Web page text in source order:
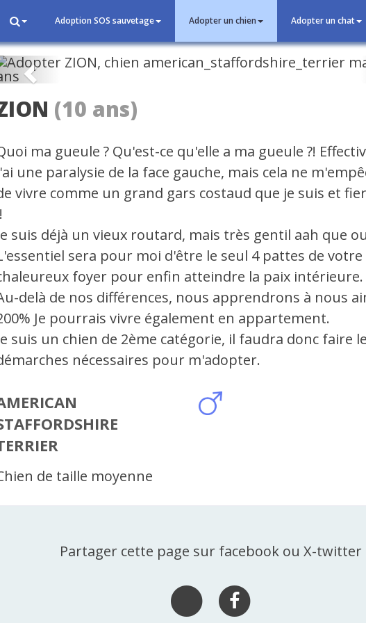
Adoption SOS sauvetage Adopter un chien Adopter un chat
Précédent
(10 ans)
ma gueule ? Qu'est-ce qu'elle a ma gueule ?!
une paralysie de la face gauche, mais cela ne
vivre comme un grand gars costaud que je suis et
suis déjà un vieux routard, mais très gentil aah que
sera pour moi d'être le seul 4 pattes de votre
foyer pour enfin atteindre la paix intérieure.
delà de nos différences, nous apprendrons à nous
Je pourrais vivre également en appartement.
suis un chien de 2ème catégorie, il faudra donc faire
nécessaires pour m'adopter.
de taille moyenne
Partager cette page sur facebook ou X-twitter